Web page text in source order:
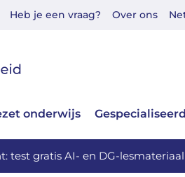
Heb je een vraag? Over ons
onderwijs
test gratis AI- en DG-lesmateriaal